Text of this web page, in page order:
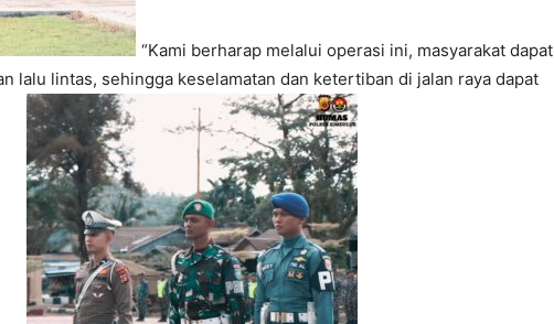
“Kami berharap melalui operasi ini, masyarakat dapat
lalu lintas, sehingga keselamatan dan ketertiban di jalan raya dapat